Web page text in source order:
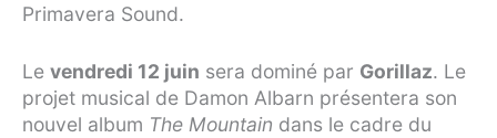
Primavera Sound.
Le vendredi 12 juin sera dominé par Gorillaz. Le
projet musical de Damon Albarn présentera son
nouvel album The Mountain dans le cadre du